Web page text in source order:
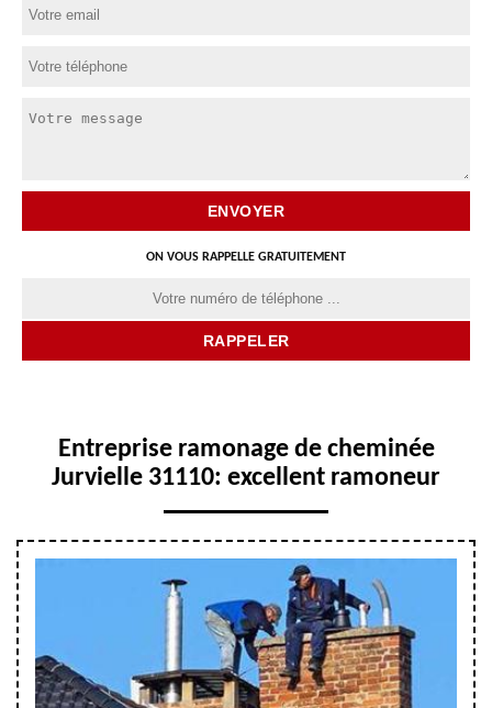
ON VOUS RAPPELLE GRATUITEMENT
Entreprise ramonage de cheminée
Jurvielle 31110: excellent ramoneur